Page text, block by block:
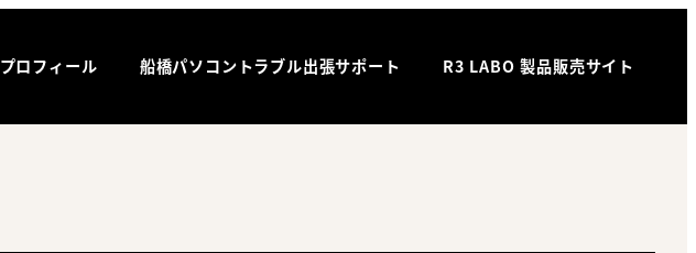
プロフィール 船橋パソコントラブル出張サポート R3 LABO 製品販売サイト